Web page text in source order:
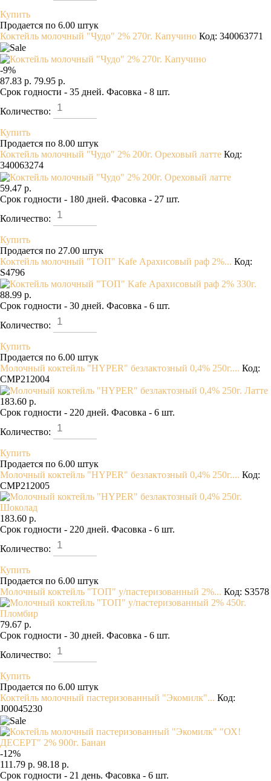
Купить
Продается по 6.00 штук
Коктейль молочный "Чудо" 2% 270г. Капучино Код: 340063771
-9%
87.83 р. 79.95 р.
Срок годности - 35 дней. Фасовка - 8 шт.
Количество:
Купить
Продается по 8.00 штук
Коктейль молочный "Чудо" 2% 200г. Ореховый латте Код:
340063274
59.47 р.
Срок годности - 180 дней. Фасовка - 27 шт.
Количество:
Купить
Продается по 27.00 штук
Коктейль молочный "ТОП" Kafe Арахисовый раф 2%... Код:
S4796
88.99 р.
Срок годности - 30 дней. Фасовка - 6 шт.
Количество:
Купить
Продается по 6.00 штук
Молочный коктейль "HYPER" безлактозный 0,4% 250г.... Код:
CMP212004
183.60 р.
Срок годности - 220 дней. Фасовка - 6 шт.
Количество:
Купить
Продается по 6.00 штук
Молочный коктейль "HYPER" безлактозный 0,4% 250г.... Код:
CMP212005
183.60 р.
Срок годности - 220 дней. Фасовка - 6 шт.
Количество:
Купить
Продается по 6.00 штук
Молочный коктейль "ТОП" у/пастеризованный 2%... Код: S3578
79.67 р.
Срок годности - 30 дней. Фасовка - 6 шт.
Количество:
Купить
Продается по 6.00 штук
Коктейль молочный пастеризованный "Экомилк"... Код:
J00045230
-12%
111.79 р. 98.18 р.
Срок годности - 21 день. Фасовка - 6 шт.